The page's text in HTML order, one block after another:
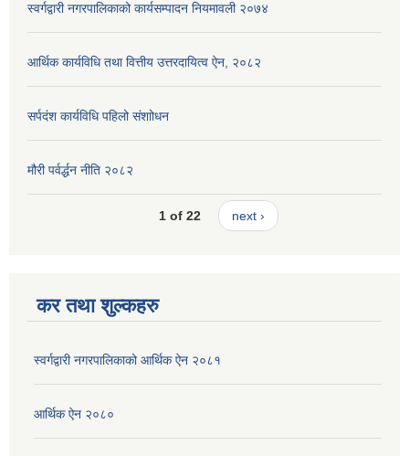
स्वर्गद्वारी नगरपालिकाको कार्यसम्पादन नियमावली २०७४
आर्थिक कार्यविधि तथा वित्तीय उत्तरदायित्व ऐन, २०८२
सर्पदंश कार्यविधि पहिलो संशाोधन
मौरी पर्वर्द्धन नीति २०८२
1 of 22 next ›
कर तथा शुल्कहरु
स्वर्गद्वारी नगरपालिकाको आर्थिक ऐन २०८१
आर्थिक ऐन २०८०